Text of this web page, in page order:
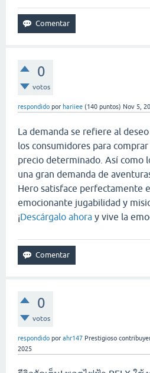
0
votos
respondido por hariiee (140 puntos) Nov 5,
La demanda se refiere al
los consumidores para
precio determinado. Así como
una gran demanda de
Hero satisface perfectamente
emocionante jugabilidad y
¡Descárgalo ahora y vive la
0
votos
respondido por ahr147 Prestigioso
2025